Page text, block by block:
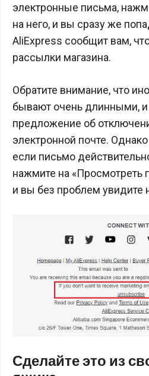
электронные письма,
на него, и вы сразу же
AliExpress сообщит вам,
рассылки магазина.
Обратите внимание, что
бывают очень длинными, и
предложение об
электронной почте.
если письмо
нажмите на «Просмотреть
и вы без проблем увидите
Сделайте это из